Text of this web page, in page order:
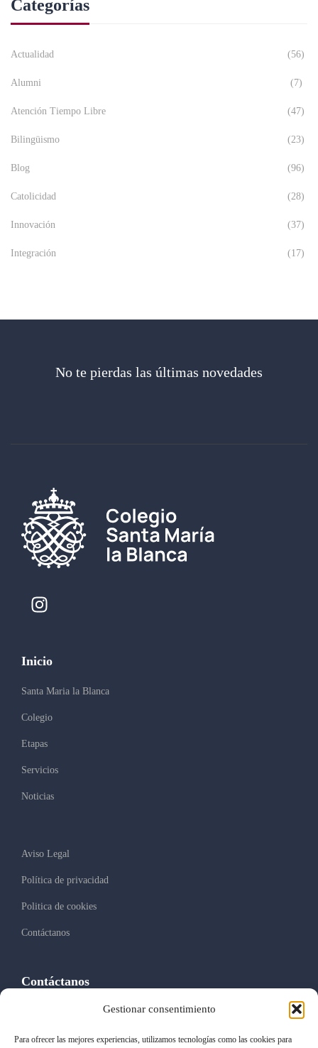
Gestionar consentimiento
Para ofrecer las mejores experiencias, utilizamos tecnologías como las cookies para
Categorías
Actualidad (56)
Alumni (7)
Atención Tiempo Libre (47)
Bilingüismo (23)
Blog (96)
Catolicidad (28)
Innovación (37)
Integración (17)
No te pierdas las últimas novedades
Inicio
Santa Maria la Blanca
Colegio
Etapas
Servicios
Noticias
Aviso Legal
Política de privacidad
Politica de cookies
Contáctanos
Contáctanos
C/ Monasterio de Oseira, 17B 28049 Madrid
(+34) 917 508 692